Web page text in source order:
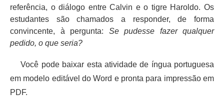
referência, o diálogo entre Calvin e o tigre Haroldo. Os
estudantes são chamados a responder, de forma
convincente, à pergunta: Se pudesse fazer qualquer
pedido, o que seria?
Você pode baixar esta atividade de íngua portuguesa
em modelo editável do Word e pronta para impressão em
PDF.